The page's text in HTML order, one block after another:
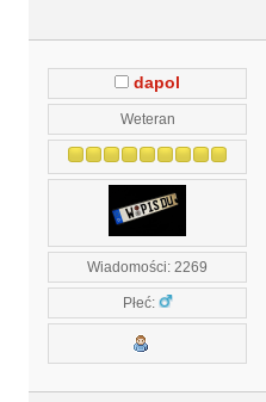
dapol
Weteran
Wiadomości: 2269
Płeć: